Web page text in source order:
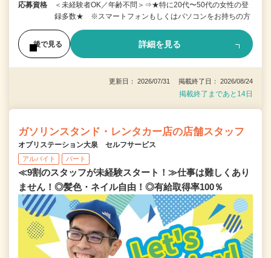
応募資格
＜未経験者OK／年齢不問＞⇒★特に20代〜50代の女性の登
録多数★ ※スマートフォンもしくはパソコンをお持ちの方
後で見る 詳細を見る
更新日： 2026/07/31 掲載終了日： 2026/08/24
掲載終了まであと14日
ガソリンスタンド・レンタカー店の店舗スタッフ
オブリステーション大泉 セルフサービス
アルバイト パート
≪9割のスタッフが未経験スタート！≫仕事は難しくあり
ません！◎髪色・ネイル自由！◎有給取得率100％